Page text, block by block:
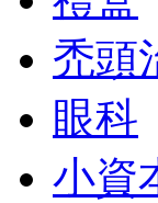
禿頭
眼科
小資